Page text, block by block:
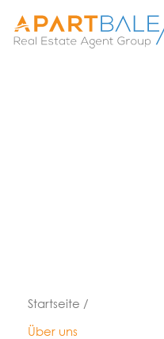
Startseite /
Über uns